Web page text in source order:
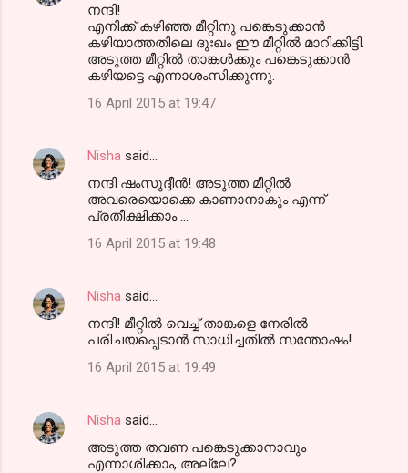
നന്ദി!
എനിക്ക് കഴിഞ്ഞ മീറ്റിനു പങ്കെടുക്കാന്‍
കഴിയാത്തതിലെ ദുഃഖം ഈ മീറ്റില്‍ മാറിക്കിട്ടി.
അടുത്ത മീറ്റില്‍ താങ്കള്‍ക്കും പങ്കെടുക്കാന്‍
കഴിയട്ടെ എന്നാശംസിക്കുന്നു.
16 April 2015 at 19:47
Nisha said…
നന്ദി ഷംസുദ്ദീന്‍! അടുത്ത മീറ്റില്‍
അവരെയൊക്കെ കാണാനാകും എന്ന്‍
പ്രതീക്ഷിക്കാം ...
16 April 2015 at 19:48
Nisha said…
നന്ദി! മീറ്റില്‍ വെച്ച് താങ്കളെ നേരില്‍
പരിചയപ്പെടാന്‍ സാധിച്ചതില്‍ സന്തോഷം!
16 April 2015 at 19:49
Nisha said…
അടുത്ത തവണ പങ്കെടുക്കാനാവും
എന്നാശിക്കാം, അല്ലേ?